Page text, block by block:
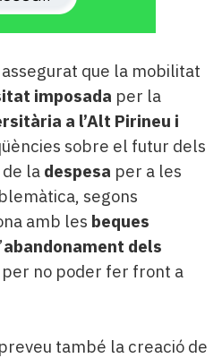
que la mobilitat
imposada per la
a l’Alt Pirineu i
sobre el futur dels
la despesa per a les
segons
amb les beques
abandonament dels
per no poder fer front a
també la creació de